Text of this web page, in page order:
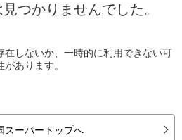
つかりませんでした。
在しないか、一時的に利用できない可
があります。
スーパートップへ